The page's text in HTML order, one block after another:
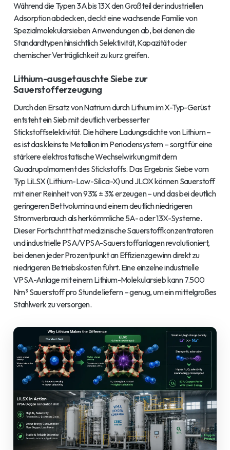
Während die Typen 3A bis 13X den Großteil der industriellen
Adsorption abdecken, deckt eine wachsende Familie von
Spezialmolekularsieben Anwendungen ab, bei denen die
Standardtypen hinsichtlich Selektivität, Kapazität oder
chemischer Verträglichkeit zu kurz greifen.
Lithium-ausgetauschte Siebe zur
Sauerstofferzeugung
Durch den Ersatz von Natrium durch Lithium im X-Typ-Gerüst
entsteht ein Sieb mit deutlich verbesserter
Stickstoffselektivität. Die höhere Ladungsdichte von Lithium –
es ist das kleinste Metallion im Periodensystem – sorgt für eine
stärkere elektrostatische Wechselwirkung mit dem
Quadrupolmoment des Stickstoffs. Das Ergebnis: Siebe vom
Typ LiLSX (Lithium-Low-Silica-X) und JLOX können Sauerstoff
mit einer Reinheit von 93% ± 3% erzeugen – und das bei deutlich
geringeren Bettvolumina und einem deutlich niedrigeren
Stromverbrauch als herkömmliche 5A- oder 13X-Systeme.
Dieser Fortschritt hat medizinische Sauerstoffkonzentratoren
und industrielle PSA/VPSA-Sauerstoffanlagen revolutioniert,
bei denen jeder Prozentpunkt an Effizienzgewinn direkt zu
niedrigeren Betriebskosten führt. Eine einzelne industrielle
VPSA-Anlage mit einem Lithium-Molekularsieb kann 7.500
Nm³ Sauerstoff pro Stunde liefern – genug, um ein mittelgroßes
Stahlwerk zu versorgen.